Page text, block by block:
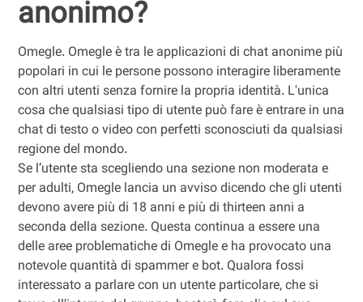
anonimo?
Omegle. Omegle è tra le applicazioni di chat anonime più
popolari in cui le persone possono interagire liberamente
con altri utenti senza fornire la propria identità. L'unica
cosa che qualsiasi tipo di utente può fare è entrare in una
chat di testo o video con perfetti sconosciuti da qualsiasi
regione del mondo.
Se l’utente sta scegliendo una sezione non moderata e
per adulti, Omegle lancia un avviso dicendo che gli utenti
devono avere più di 18 anni e più di thirteen anni a
seconda della sezione. Questa continua a essere una
delle aree problematiche di Omegle e ha provocato una
notevole quantità di spammer e bot. Qualora fossi
interessato a parlare con un utente particolare, che si